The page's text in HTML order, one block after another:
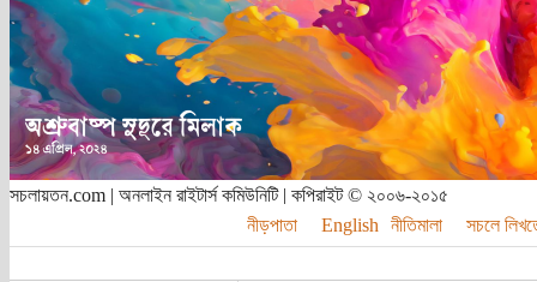
সচলায়তন.com | অনলাইন রাইটার্স কমিউনিটি | কপিরাইট © ২০০৬-২০১৫
নীড়পাতা
English নীতিমালা সচলে